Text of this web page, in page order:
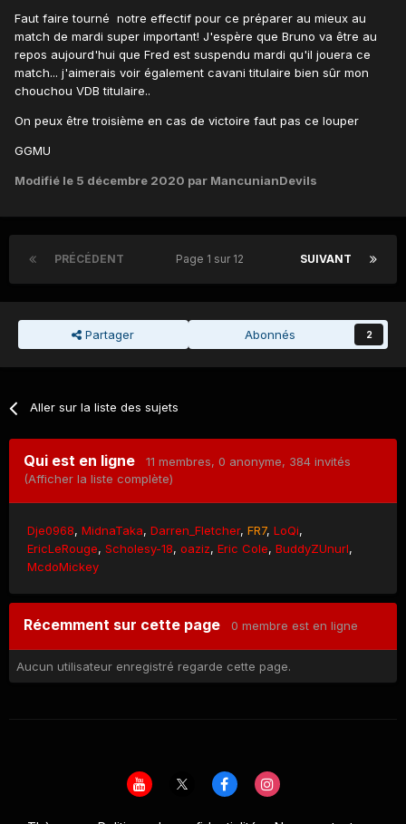
Faut faire tourné notre effectif pour ce préparer au mieux au
match de mardi super important! J'espère que Bruno va être au
repos aujourd'hui que Fred est suspendu mardi qu'il jouera ce
match... j'aimerais voir également cavani titulaire bien sûr mon
chouchou VDB titulaire..
On peux être troisième en cas de victoire faut pas ce louper
GGMU
Modifié le 5 décembre 2020 par MancunianDevils
PRÉCÉDENT SUIVANT
Page 1 sur 12
Partager Abonnés 2
Aller sur la liste des sujets
Qui est en ligne 11 membres, 0 anonyme, 384 invités
(Afficher la liste complète)
Dje0968 MidnaTaka Darren_Fletcher FR7 LoQi
EricLeRouge Scholesy-18 oaziz Eric Cole BuddyZUnurl
McdoMickey
Récemment sur cette page 0 membre est en ligne
Aucun utilisateur enregistré regarde cette page.